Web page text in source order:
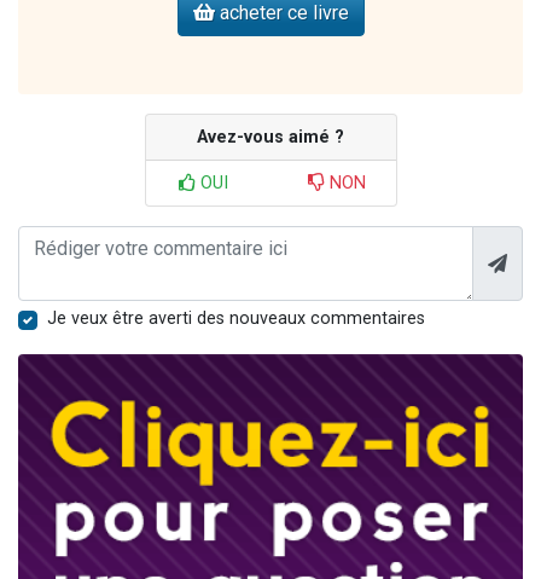
acheter ce livre
Avez-vous aimé ?
OUI NON
Je veux être averti des nouveaux commentaires